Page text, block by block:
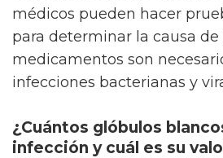
médicos pueden hacer
para determinar la causa de
medicamentos son
infecciones bacterianas y
¿Cuántos glóbulos
infección y cuál es su